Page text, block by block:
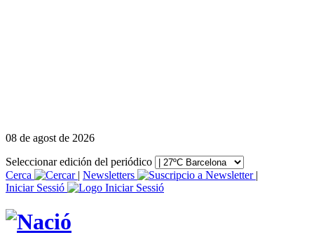
08 de agost de 2026
Seleccionar edición del periódico
Cerca
| Newsletters
|
Iniciar Sessió